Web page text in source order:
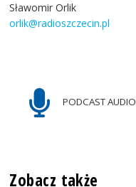
Sławomir Orlik
orlik@radioszczecin.pl
PODCAST AUDIO
Zobacz także